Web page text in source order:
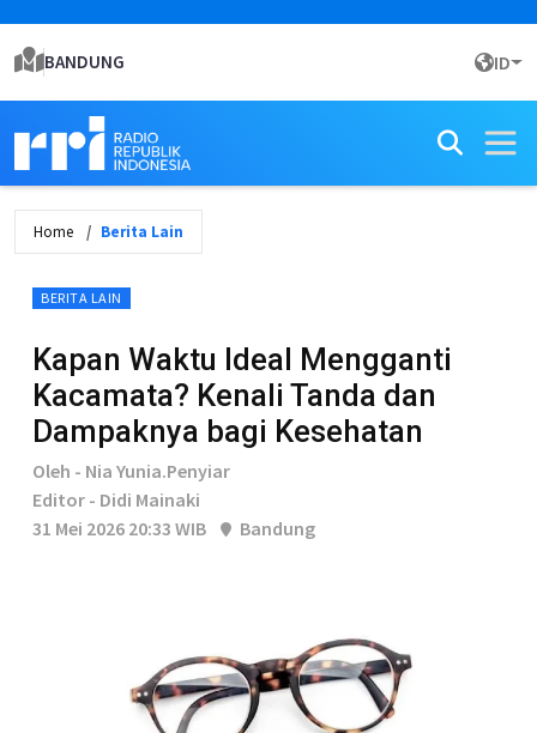
BANDUNG ID
Home Berita Lain
BERITA LAIN
Kapan Waktu Ideal Mengganti
Kacamata? Kenali Tanda dan
Dampaknya bagi Kesehatan
Oleh - Nia Yunia.Penyiar
Editor - Didi Mainaki
31 Mei 2026 20:33 WIB
Bandung